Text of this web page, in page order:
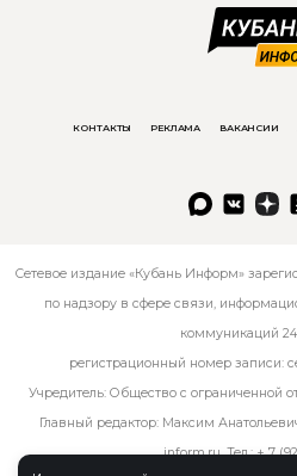
КОНТАКТЫ РЕКЛАМА ВАКАНСИИ
Сетевое издание «Кубань Информ»
по надзору в сфере связи,
коммуникаций
регистрационный номер записи:
Учредитель: Общество с ограниченной
Главный редактор: Максим
inform.ru. Тел.:+ 7